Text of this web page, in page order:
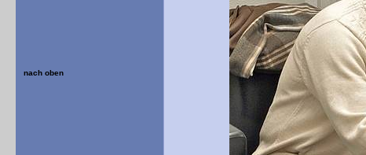
nach oben